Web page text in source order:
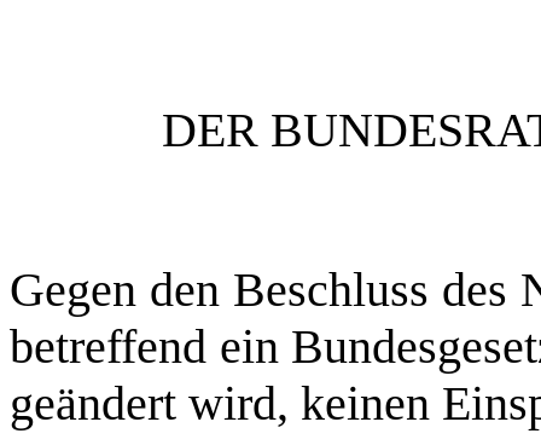
DER
Gegen den Beschluss
betreffend ein
geändert wird, keinen